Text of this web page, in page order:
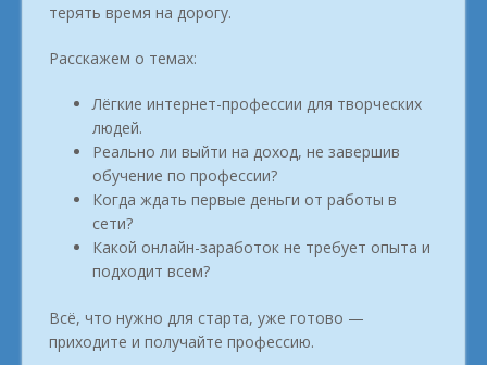
терять время на дорогу.
Расскажем о темах:
Лёгкие интернет-профессии для творческих
людей.
Реально ли выйти на доход, не завершив
обучение по профессии?
Когда ждать первые деньги от работы в
сети?
Какой онлайн-заработок не требует опыта и
подходит всем?
Всё, что нужно для старта, уже готово —
приходите и получайте профессию.